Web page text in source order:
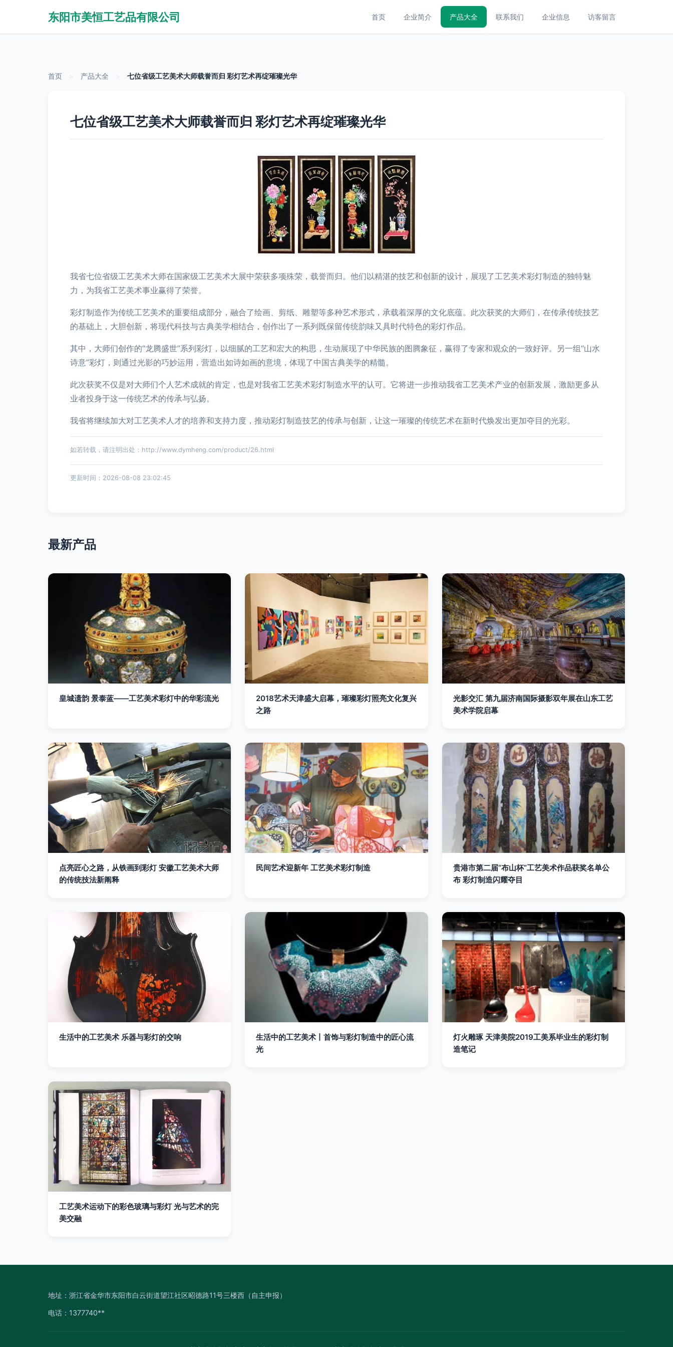
东阳市美恒工艺品有限公司 首页 企业简介 产品大全 联系我们 企业信息 访客留言
首页 产品大全 七位省级工艺美术大师载誉而归 彩灯艺术再绽璀璨光华
七位省级工艺美术大师载誉而归 彩灯艺术再绽璀璨光华
我省七位省级工艺美术大师在国家级工艺美术大展中荣获多项殊荣，载誉而归。他们以精湛的技艺和创新的设计，展现了工艺美术彩灯制造的独特魅
力，为我省工艺美术事业赢得了荣誉。
彩灯制造作为传统工艺美术的重要组成部分，融合了绘画、剪纸、雕塑等多种艺术形式，承载着深厚的文化底蕴。此次获奖的大师们，在传承传统技艺
的基础上，大胆创新，将现代科技与古典美学相结合，创作出了一系列既保留传统韵味又具时代特色的彩灯作品。
其中，大师们创作的“龙腾盛世”系列彩灯，以细腻的工艺和宏大的构思，生动展现了中华民族的图腾象征，赢得了专家和观众的一致好评。另一组“山水
诗意”彩灯，则通过光影的巧妙运用，营造出如诗如画的意境，体现了中国古典美学的精髓。
此次获奖不仅是对大师们个人艺术成就的肯定，也是对我省工艺美术彩灯制造水平的认可。它将进一步推动我省工艺美术产业的创新发展，激励更多从
业者投身于这一传统艺术的传承与弘扬。
我省将继续加大对工艺美术人才的培养和支持力度，推动彩灯制造技艺的传承与创新，让这一璀璨的传统艺术在新时代焕发出更加夺目的光彩。
如若转载，请注明出处：http://www.dymheng.com/product/26.html
更新时间：2026-08-08 23:02:45
最新产品
皇城遗韵 景泰蓝——工艺美术彩灯中的华彩流光
2018艺术天津盛大启幕，璀璨彩灯照亮文化复兴
之路
光影交汇 第九届济南国际摄影双年展在山东工艺
美术学院启幕
点亮匠心之路，从铁画到彩灯 安徽工艺美术大师
的传统技法新阐释
民间艺术迎新年 工艺美术彩灯制造
贵港市第二届“布山杯”工艺美术作品获奖名单公
布 彩灯制造闪耀夺目
生活中的工艺美术 乐器与彩灯的交响
生活中的工艺美术丨首饰与彩灯制造中的匠心流
光
灯火雕琢 天津美院2019工美系毕业生的彩灯制
造笔记
工艺美术运动下的彩色玻璃与彩灯 光与艺术的完
美交融
地址：浙江省金华市东阳市白云街道望江社区昭德路11号三楼西（自主申报）
电话：1377740**